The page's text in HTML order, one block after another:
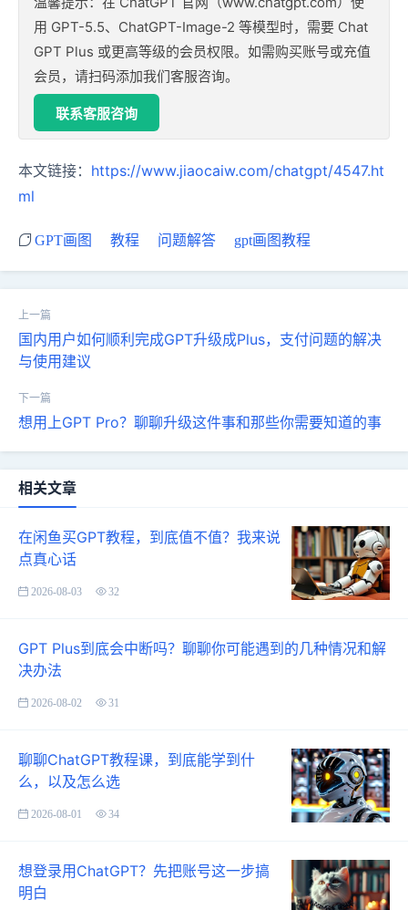
用 GPT-5.5、ChatGPT-Image-2 等模型时，需要 Chat
GPT Plus 或更高等级的会员权限。如需购买账号或充值
会员，请扫码添加我们客服咨询。
联系客服咨询
本文链接： https://www.jiaocaiw.com/chatgpt/4547.ht
ml
GPT画图 教程 问题解答 gpt画图教程
国内用户如何顺利完成GPT升级成Plus，支付问题的解决
与使用建议
想用上GPT Pro？聊聊升级这件事和那些你需要知道的事
相关文章
在闲鱼买GPT教程，到底值不值？我来说
点真心话
2026-08-03 32
GPT Plus到底会中断吗？聊聊你可能遇到的几种情况和解
决办法
2026-08-02 31
聊聊ChatGPT教程课，到底能学到什
么，以及怎么选
2026-08-01 34
想登录用ChatGPT？先把账号这一步搞
明白